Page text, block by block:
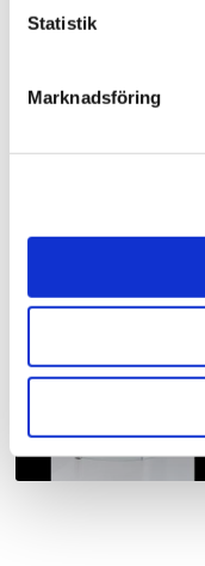
Statistik
Marknadsföring